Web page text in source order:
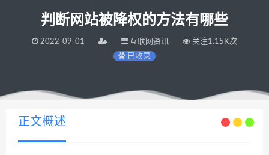
判断网站被降权的方法有哪些
2022-09-01 互联网资讯
关注1.15K次
已收录
当前位置：易速网站优化公司 >判断网站被降权的方法有哪些
正文概述